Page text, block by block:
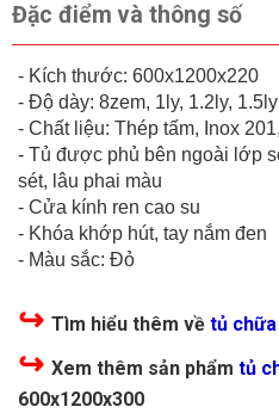
Đặc điểm và thông số
- Kích thước: 600x1200x220
- Độ dày: 8zem, 1ly, 1.2ly, 1.5ly
- Chất liệu: Thép tấm, Inox
- Tủ được phủ bên ngoài lớp
sét, lâu phai màu
- Cửa kính ren cao su
- Khóa khớp hút, tay nắm đen
- Màu sắc: Đỏ
↪ Tìm hiểu thêm về tủ
↪ Xem thêm sản phẩm tủ
600x1200x300